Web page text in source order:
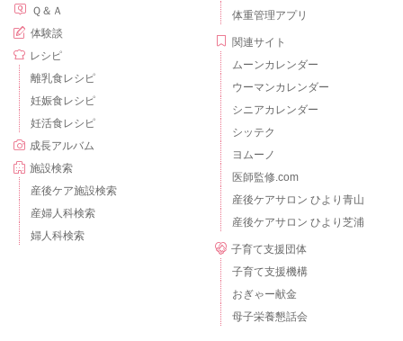
Ｑ＆Ａ
体験談
レシピ
離乳食レシピ
妊娠食レシピ
妊活食レシピ
成長アルバム
施設検索
産後ケア施設検索
産婦人科検索
婦人科検索
体重管理アプリ
関連サイト
ムーンカレンダー
ウーマンカレンダー
シニアカレンダー
シッテク
ヨムーノ
医師監修.com
産後ケアサロン ひより青山
産後ケアサロン ひより芝浦
子育て支援団体
子育て支援機構
おぎゃー献金
母子栄養懇話会